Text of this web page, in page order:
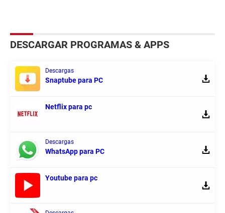
DESCARGAR PROGRAMAS & APPS
Descargas
Snaptube para PC
Netflix para pc
Descargas
WhatsApp para PC
Youtube para pc